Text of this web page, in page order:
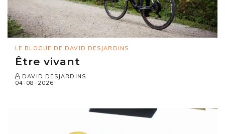
LE BLOGUE DE DAVID DESJARDINS
Être vivant
DAVID DESJARDINS
04-08-2026